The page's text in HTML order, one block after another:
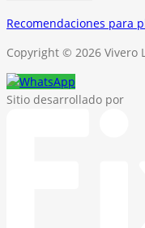
Recomendaciones para
Copyright © 2026 Vivero
Sitio desarrollado por